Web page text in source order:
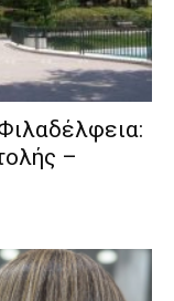
–